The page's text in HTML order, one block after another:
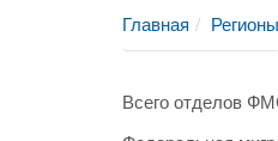
Главная Регионы
Всего отделов